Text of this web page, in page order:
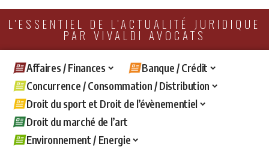
L'ESSENTIEL DE L'ACTUALITÉ JURIDIQUE
PAR VIVALDI AVOCATS
Affaires / Finances
Banque / Crédit
Concurrence / Consommation / Distribution
Droit du sport et Droit de l’évènementiel
Droit du marché de l’art
Environnement / Energie